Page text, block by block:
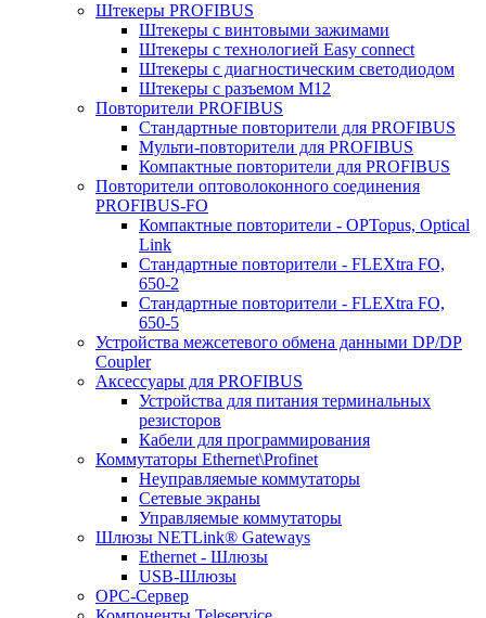
Штекеры PROFIBUS
Штекеры с винтовыми зажимами
Штекеры с технологией Easy connect
Штекеры с диагностическим светодиодом
Штекеры с разъемом М12
Повторители PROFIBUS
Стандартные повторители для PROFIBUS
Мульти-повторители для PROFIBUS
Компактные повторители для PROFIBUS
Повторители оптоволоконного соединения
PROFIBUS-FO
Компактные повторители - OPTopus, Optical
Link
Стандартные повторители - FLEXtra FO,
650-2
Стандартные повторители - FLEXtra FO,
650-5
Устройства межсетевого обмена данными DP/DP
Coupler
Аксессуары для PROFIBUS
Устройства для питания терминальных
резисторов
Кабели для программирования
Коммутаторы Ethernet\Profinet
Неуправляемые коммутаторы
Сетевые экраны
Управляемые коммутаторы
Шлюзы NETLink® Gateways
Ethernet - Шлюзы
USB-Шлюзы
ОРС-Сервер